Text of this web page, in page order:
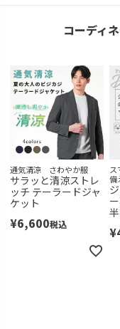
コーディ
通気清涼 さわやか服
サラッと清涼ストレ
ッチ テーラードジャ
ケット
¥6,600税込
備
¥